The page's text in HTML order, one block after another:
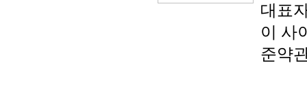
대표
이 사
준약